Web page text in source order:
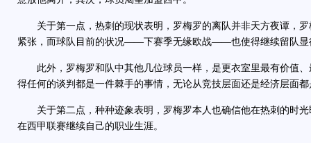
关于第一点，热刺的现状表明，罗梅罗的离队并非天方夜谭，罗
紧张，而球队目前的状况——下赛季无缘欧战——也使得继续留队显
此外，罗梅罗和队中其他几位球员一样，是更衣室里最有价值、
得任何的谈判都是一件棘手的事情，无论从竞技层面还是经济层面
关于第二点，种种迹象表明，罗梅罗本人也确信他在热刺的时光
在西甲联赛继续自己的职业生涯。